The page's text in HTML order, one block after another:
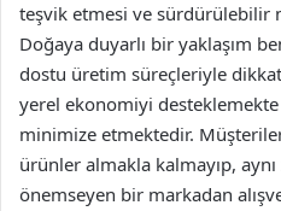
teşvik etmesi ve sürdürülebilir
Doğaya duyarlı bir yaklaşım
dostu üretim süreçleriyle
yerel ekonomiyi
minimize etmektedir.
ürünler almakla kalmayıp,
önemseyen bir markadan